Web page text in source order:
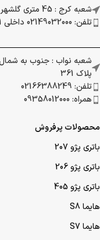
شعبه کرج : 45 متری گلشهر نبش کوچه حسن زاده
تلفن: 02149032000 داخلی 201
شعبه نواب : جنوب به شمال
پلاک 361
تلفن: 02166388249
همراه: 09358012000
محصولات پرفروش
باتری پژو 207
باتری پژو 206
باتری پژو 405
هایما S8
هایما S7